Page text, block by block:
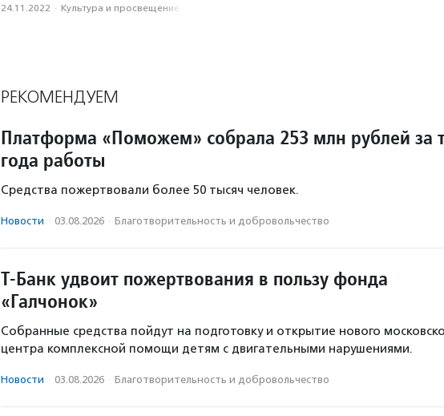
24.11.2022 · Культура и просвещение
РЕКОМЕНДУЕМ
Платформа «Поможем» собрала 253 млн рублей за
года работы
Средства пожертвовали более 50 тысяч человек.
Новости · 03.08.2026 · Благотвори­тель­ность и доброволь­чест­во
Т-Банк удвоит пожертвования в пользу фонда
«Галчонок»
Собранные средства пойдут на подготовку и открытие нового
центра комплексной помощи детям с двигательными нарушениями.
Новости · 03.08.2026 · Благотвори­тель­ность и доброволь­чест­во